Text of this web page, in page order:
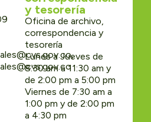
y tesorería
Oficina de archivo,
correspondencia y
tesorería
Lunes a Jueves de
8:30 am a 11:30 am y
de 2:00 pm a 5:00 pm
Viernes de 7:30 am a
1:00 pm y de 2:00 pm
a 4:30 pm